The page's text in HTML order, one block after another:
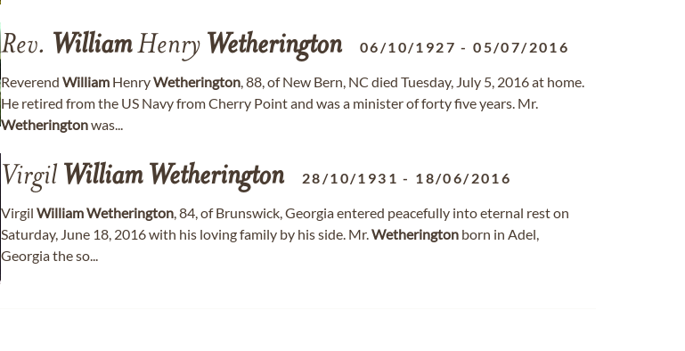
Rev. WilliamHenry Wetherington 06/10/1927 -05/07/2016
Reverend William HenryWetherington, 88, of New Bern, NC died Tuesday, July 5, 2016 at home.
He retired from the US Navy from Cherry Point and was a minister of forty five years. Mr.
Wetheringtonwas...
Virgil William Wetherington 28/10/1931 - 18/06/2016
Virgil WilliamWetherington, 84, of Brunswick, Georgia entered peacefully into eternal rest on
Saturday, June 18, 2016 with his loving family by his side. Mr.Wetherington born in Adel,
Georgia the so...